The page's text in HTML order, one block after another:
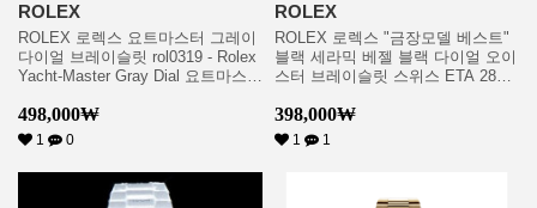
ROLEX
ROLEX 로렉스 요트마스터 그레이
다이얼 브레이슬릿 rol0319 - Rolex
Yacht-Master Gray Dial 요트마스터
그레이다이얼 오토매틱 무브먼트
rol0813
498,000₩
1 0
ROLEX
ROLEX 로렉스 "금장모델 베스트"
블랙 세라믹 베젤 블랙 다이얼 오이
스터 브레이슬릿 스위스 ETA 2836-
398,000₩
1 1